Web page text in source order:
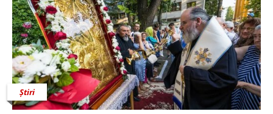
Știri